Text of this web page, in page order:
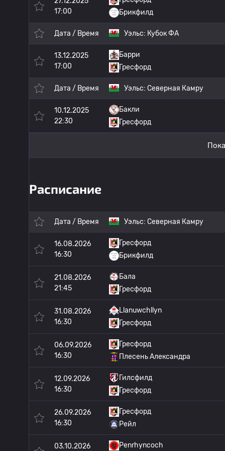
17:00
Брикфилд
Дата / Время Уэльс: Кубок ФА
13.12.2025
17:00
Барри
Гресфорд
Дата / Время Уэльс: Северная Камру
10.12.2025
22:30
Бакли
Гресфорд
Расписание
Дата / Время Уэльс: Северная Камру
16.08.2026
16:30
Гресфорд
Брикфилд
21.08.2026
21:45
Бала
Гресфорд
31.08.2026
16:30
Llanuwchllyn
Гресфорд
06.09.2026
16:30
Гресфорд
Плесень Александра
12.09.2026
16:30
Гилсфилд
Гресфорд
26.09.2026
16:30
Гресфорд
Рейл
03.10.2026 Penrhyncoch